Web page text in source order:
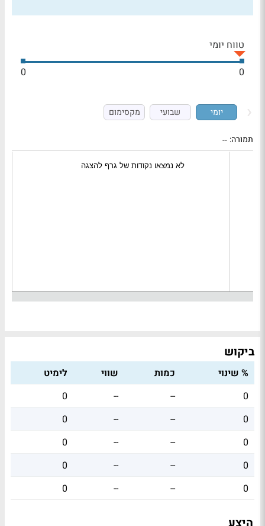
טווח יומי
0
0
יומי שבועי מקסימום
תמורה: --
ביקוש
% שינוי כמות שווי
לימיט
0
--
--
0
0
--
--
0
0
--
--
0
0
--
--
0
0
--
--
0